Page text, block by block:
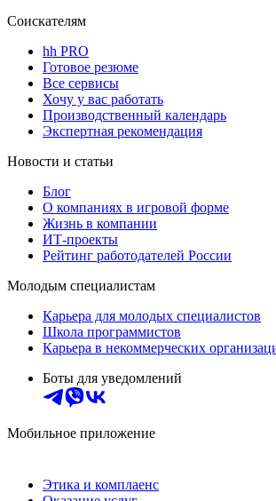
Соискателям
hh PRO
Готовое резюме
Все сервисы
Хочу у вас работать
Производственный календарь
Экспертная рекомендация
Новости и статьи
Блог
О компаниях в игровой форме
Жизнь в компании
ИТ-проекты
Рейтинг работодателей России
Молодым специалистам
Карьера для молодых специалистов
Школа программистов
Карьера в некоммерческих
Боты для уведомлений
Мобильное приложение
Этика и комплаенс